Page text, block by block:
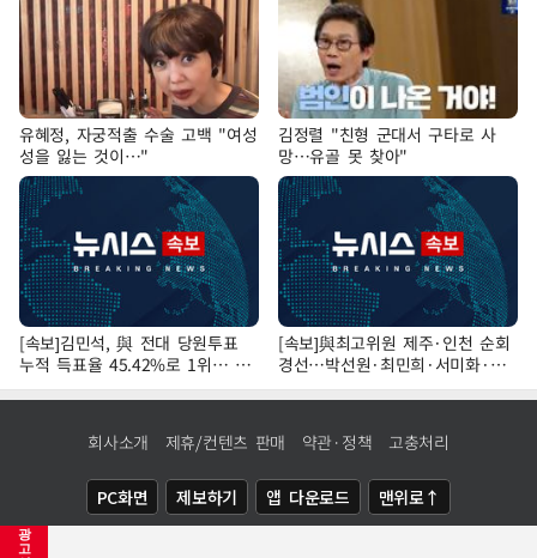
광
고
유혜정, 자궁적출 수술 고백 "여성
성을 잃는 것이…"
김정렬 "친형 군대서 구타로 사
망…유골 못 찾아"
[속보]김민석, 與 전대 당원투표
누적 득표율 45.42%로 1위… 정
청래 44.56%
[속보]與최고위원 제주·인천 순회
경선…박선원·최민희·서미화·한
민수·김용 순
회사소개 제휴/컨텐츠 판매 약관·정책 고충처리
PC화면 제보하기 앱 다운로드 맨위로↑